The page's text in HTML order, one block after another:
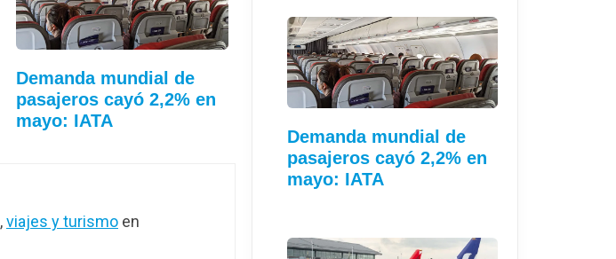
Demanda mundial de
pasajeros cayó 2,2% en
mayo: IATA
,viajes y turismo en
Demanda mundial de
pasajeros cayó 2,2% en
mayo: IATA